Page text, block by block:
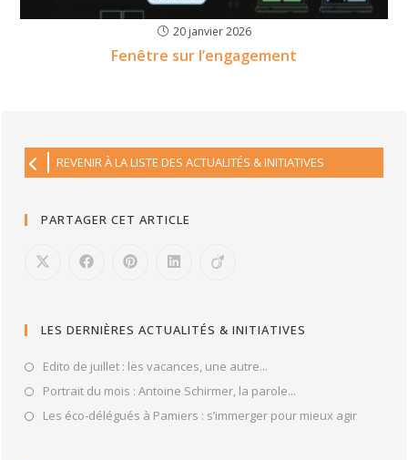
20 janvier 2026
Fenêtre sur l’engagement
REVENIR À LA LISTE DES ACTUALITÉS & INITIATIVES
PARTAGER CET ARTICLE
LES DERNIÈRES ACTUALITÉS & INITIATIVES
Edito de juillet : les vacances, une autre...
Portrait du mois : Antoine Schirmer, la parole...
Les éco-délégués à Pamiers : s’immerger pour mieux agir